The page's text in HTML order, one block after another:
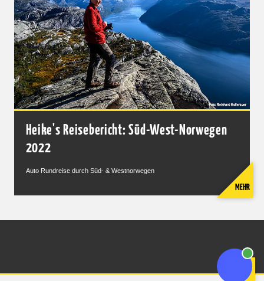
Heike's Reisebericht: Süd-West-Norwegen
2022
Auto Rundreise durch Süd- & Westnorwegen
MEHR